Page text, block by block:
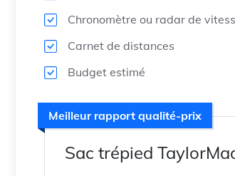
Chronomètre ou radar de
Carnet de distances
Budget estimé
Meilleur rapport qualité-prix
Sac trépied